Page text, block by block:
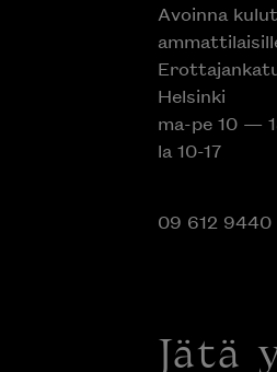
Avoinna
Helsinki
ma-pe 10 —
la 10-17
09 612 9440
Jätä